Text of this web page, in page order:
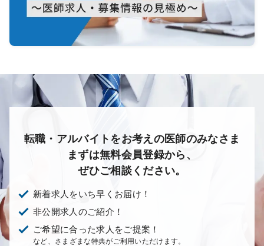
転職・アルバイトをお考えの医師のみなさま
まずは無料会員登録から、
ぜひご相談ください。
新着求人をいち早くお届け！
非公開求人のご紹介！
ご希望に合った求人をご提案！
など、さまざまな特典がご利用いただけます。